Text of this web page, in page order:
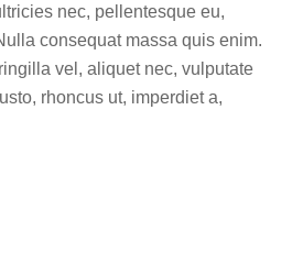
nec, pellentesque eu,
consequat massa quis enim.
vel, aliquet nec, vulputate
rhoncus ut, imperdiet a,